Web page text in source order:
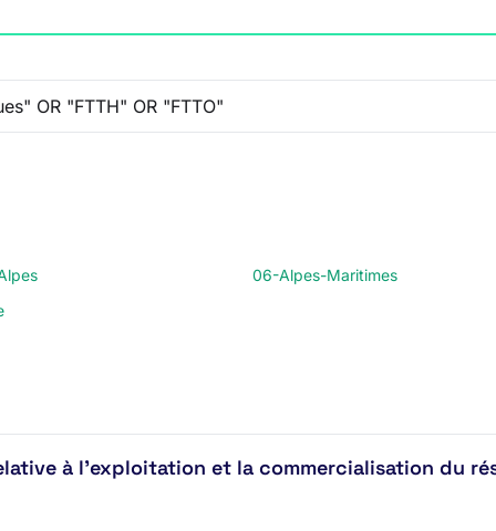
06-Alpes-Maritimes
à l'exploitation et la commercialisation du